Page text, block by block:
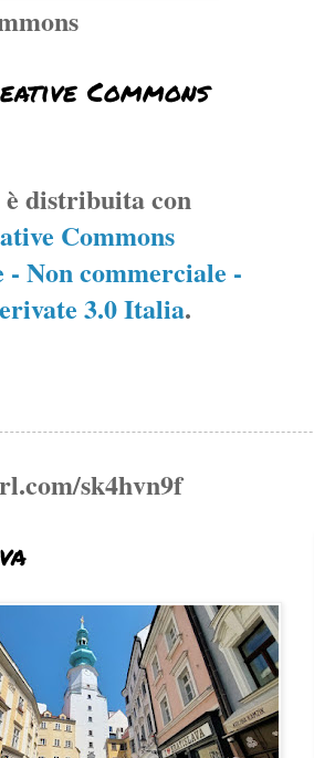
Commons
distribuita con
Commons
Non commerciale -
3.0 Italia.
sk4hvn9f